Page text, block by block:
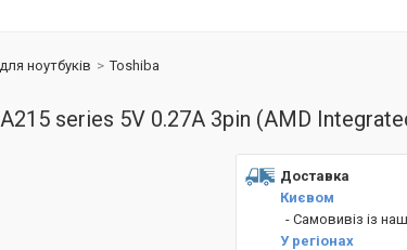
ноутбуків > Toshiba
series 5V 0.27A 3pin (AMD
Доставка
Києвом
- Cамовивіз із
У регіонах